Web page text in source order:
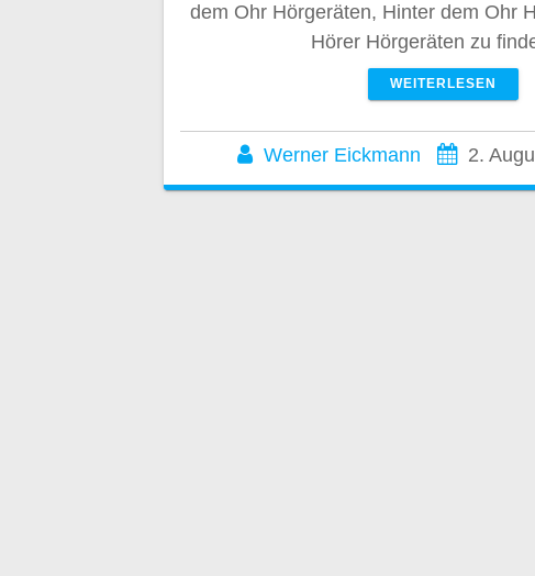
dem Ohr Hörgeräten, Hinter dem Ohr
Hörer Hörgeräten zu
WEITERLESEN
Werner Eickmann 2.